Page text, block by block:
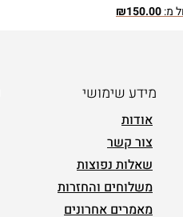
מ: ₪150.00
מידע שימושי
אודות
צור קשר
שאלות נפוצות
משלוחים והחזרות
מאמרים אחרונים